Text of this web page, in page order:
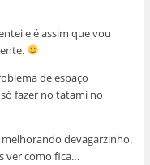
e é assim que vou
de espaço
fazer no tatami no
melhorando devagarzinho.
ver como fica…